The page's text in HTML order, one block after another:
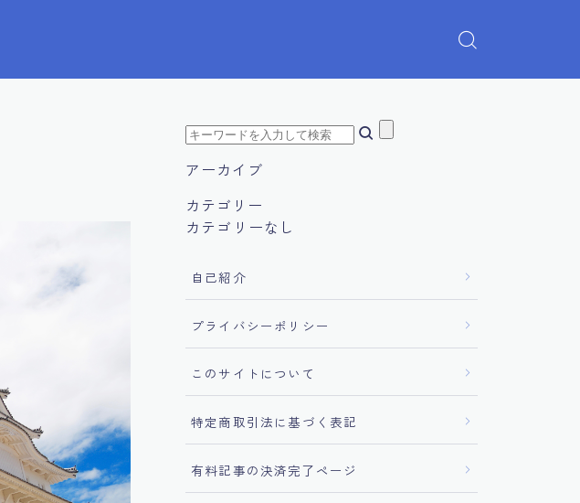
アーカイブ
カテゴリー
カテゴリーなし
自己紹介
プライバシーポリシー
このサイトについて
特定商取引法に基づく表記
有料記事の決済完了ページ